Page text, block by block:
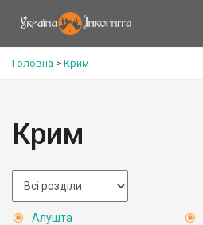
Головна > Крим
Крим
Алушта